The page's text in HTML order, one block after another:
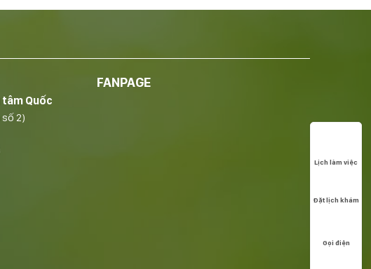
Quốc
số 2)
FANPAGE
Lịch làm việc
Đặt lịch khám
Gọi điện